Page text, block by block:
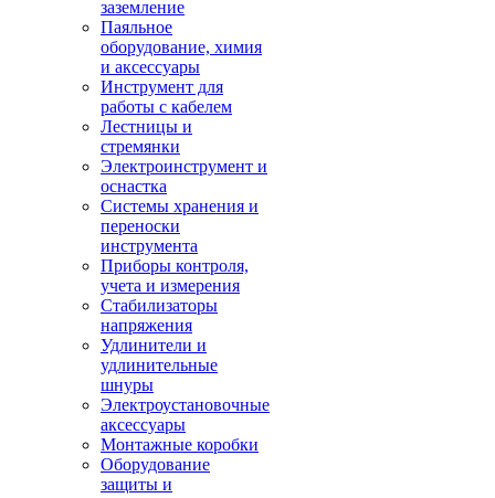
заземление
Паяльное
оборудование, химия
и аксессуары
Инструмент для
работы с кабелем
Лестницы и
стремянки
Электроинструмент и
оснастка
Системы хранения и
переноски
инструмента
Приборы контроля,
учета и измерения
Стабилизаторы
напряжения
Удлинители и
удлинительные
шнуры
Электроустановочные
аксессуары
Монтажные коробки
Оборудование
защиты и